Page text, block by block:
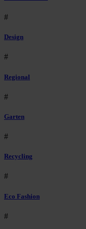
#
Design
#
Regional
#
Garten
#
Recycling
#
Eco Fashion
#